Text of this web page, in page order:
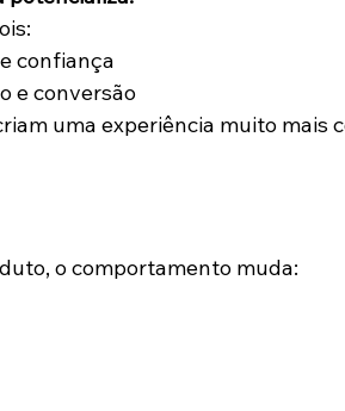
confiança
e conversão
uma experiência muito mais
o comportamento muda: